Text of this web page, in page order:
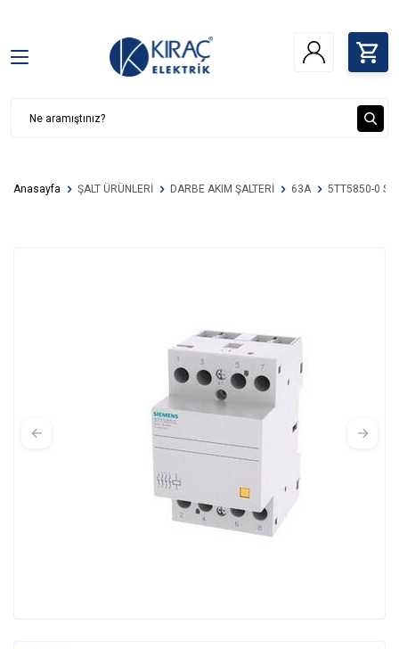
Anasayfa ŞALT ÜRÜNLERİ DARBE AKIM ŞALTERİ 63A 5TT5850-0